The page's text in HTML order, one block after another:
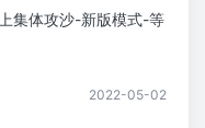
集体攻沙-新版模式-等
2022-05-02